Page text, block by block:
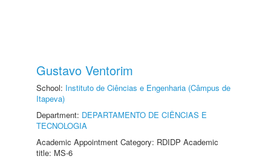
Gustavo Ventorim
School: Instituto de Ciências e Engenharia (Câmpus de
Itapeva)
Department: DEPARTAMENTO DE CIÊNCIAS E
TECNOLOGIA
Academic Appointment Category: RDIDP Academic
title: MS-6